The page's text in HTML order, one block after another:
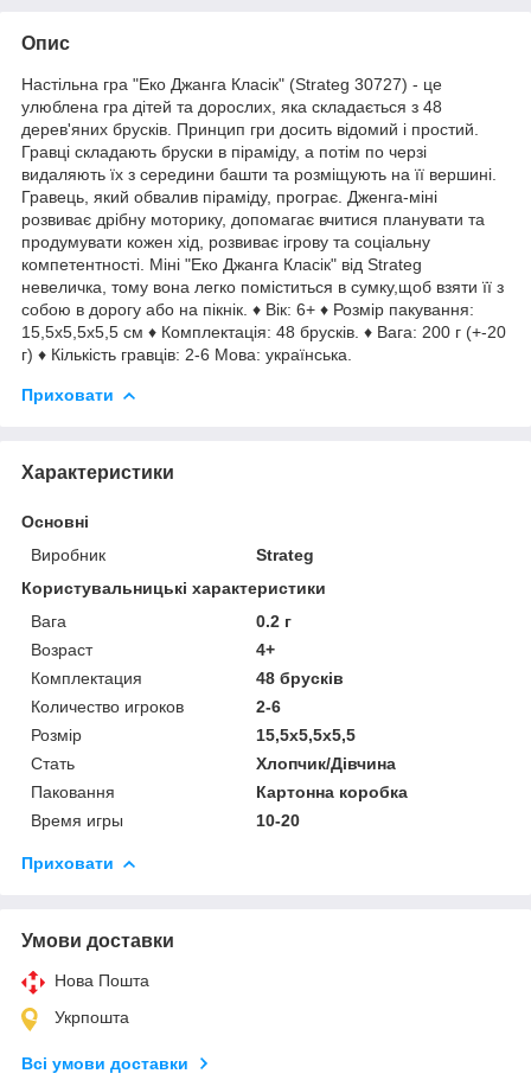
Опис
Настільна гра "Еко Джанга Класік" (Strateg 30727) - це
улюблена гра дітей та дорослих, яка складається з 48
дерев'яних брусків. Принцип гри досить відомий і простий.
Гравці складають бруски в піраміду, а потім по черзі
видаляють їх з середини башти та розміщують на її вершині.
Гравець, який обвалив піраміду, програє. Дженга-міні
розвиває дрібну моторику, допомагає вчитися планувати та
продумувати кожен хід, розвиває ігрову та соціальну
компетентності. Міні "Еко Джанга Класік" від Strateg
невеличка, тому вона легко поміститься в сумку,щоб взяти її з
собою в дорогу або на пікнік. ♦ Вік: 6+ ♦ Розмір пакування:
15,5х5,5х5,5 см ♦ Комплектація: 48 брусків. ♦ Вага: 200 г (+-20
г) ♦ Кількість гравців: 2-6 Мова: українська.
Приховати
Характеристики
Основні
Виробник
Strateg
Користувальницькі характеристики
Вага
0.2 г
Возраст
4+
Комплектация
48 брусків
Количество игроков
2-6
Розмір
15,5х5,5х5,5
Стать
Хлопчик/Дiвчина
Паковання
Картонна коробка
Время игры
10-20
Приховати
Умови доставки
Нова Пошта
Укрпошта
Всі умови доставки